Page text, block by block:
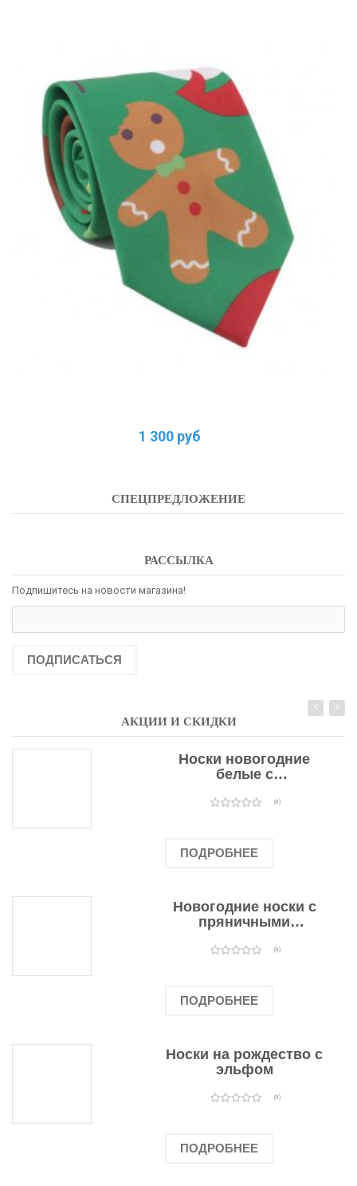
1 300 руб
СПЕЦПРЕДЛОЖЕНИЕ
РАССЫЛКА
Подпишитесь на новости магазина!
ПОДПИСАТЬСЯ
АКЦИИ И СКИДКИ
Носки новогодние
белые с
оленями(0)
ПОДРОБНЕЕ
Новогодние носки с
пряничными
(0)
ПОДРОБНЕЕ
Носки на рождество с
эльфом
(0)
ПОДРОБНЕЕ